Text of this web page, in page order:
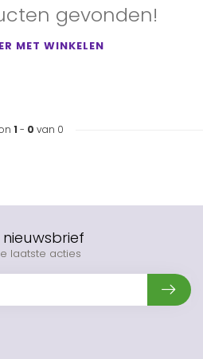
gevonden!
MET WINKELEN
1 - 0 van 0
laatste acties